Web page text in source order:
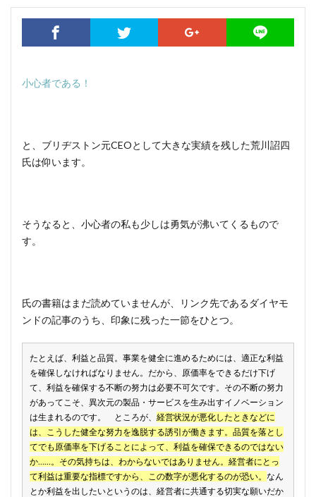
小心者である！
と、ブリヂストン元CEOとして大きな実績を残した荒川詔四
氏は仰います。
そうなると、小心者の私も少しは勇気が沸いてくるもので
す。
氏の書籍はまだ読めていませんが、リンク先であるダイヤモ
ンドの記事のうち、印象に残った一節をひとつ。
たとえば、利益と品質。事業を健全に進めるためには、適正な利益
を確保しなければなりません。だから、原価率をできるだけ下げ
て、利益を確保する不断の努力は必要不可欠です。その不断の努力
があってこそ、異次元の製品・サービスを生み出すイノベーション
は生まれるのです。 ところが、 経営状況が悪化したときなどに
は、こうした健全な努力を逸脱する誘引が働きます。品質を落とし
てでも原価率を下げることによって、利益を確保できるのではない
か……。その気持ちは、わからないではありません。経営者にとっ
て利益は重要な指標ですから、この数字が悪化するのが恐い。 なん
とか利益を出したいというのは、経営者に共通する切実な願いだか